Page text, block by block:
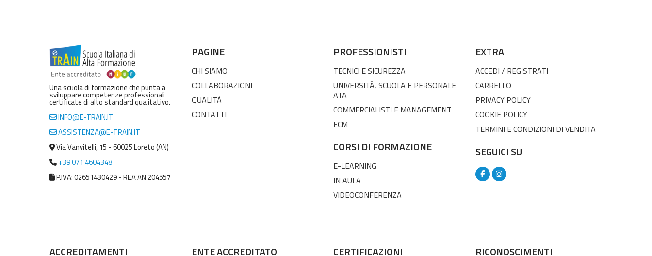
Una scuola di formazione che punta a
sviluppare competenze professionali
certificate di alto standard qualitativo.
INFO@E-TRAIN.IT
ASSISTENZA@E-TRAIN.IT
Via Vanvitelli, 15 - 60025 Loreto (AN)
+39 071 4604348
P.IVA: 02651430429 - REA AN 204557
PAGINE
CHI SIAMO
COLLABORAZIONI
QUALITÀ
CONTATTI
PROFESSIONISTI
TECNICI E SICUREZZA
UNIVERSITÀ, SCUOLA E PERSONALE
ATA
COMMERCIALISTI E MANAGEMENT
ECM
CORSI DI FORMAZIONE
E-LEARNING
IN AULA
VIDEOCONFERENZA
EXTRA
ACCEDI / REGISTRATI
CARRELLO
PRIVACY POLICY
COOKIE POLICY
TERMINI E CONDIZIONI DI VENDITA
SEGUICI SU
ACCREDITAMENTI ENTE ACCREDITATO CERTIFICAZIONI RICONOSCIMENTI